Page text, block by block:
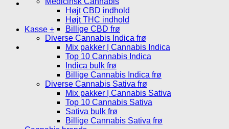
Kasse +
Højt CBD indhold
Højt THC indhold
Billige CBD frø
Diverse Cannabis Indica frø
Mix pakker | Cannabis Indica
Top 10 Cannabis Indica
Indica bulk frø
Billige Cannabis Indica frø
Diverse Cannabis Sativa frø
Mix pakker | Cannabis Sativa
Top 10 Cannabis Sativa
Sativa bulk frø
Billige Cannabis Sativa frø